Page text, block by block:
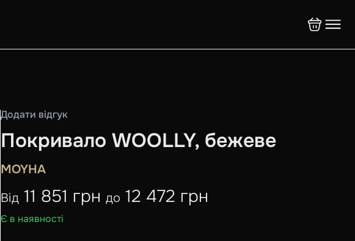
Додати відгук
Покривало WOOLLY, бежеве
MOYHA
Від 11 851 грн до 12 472 грн
Є в наявності